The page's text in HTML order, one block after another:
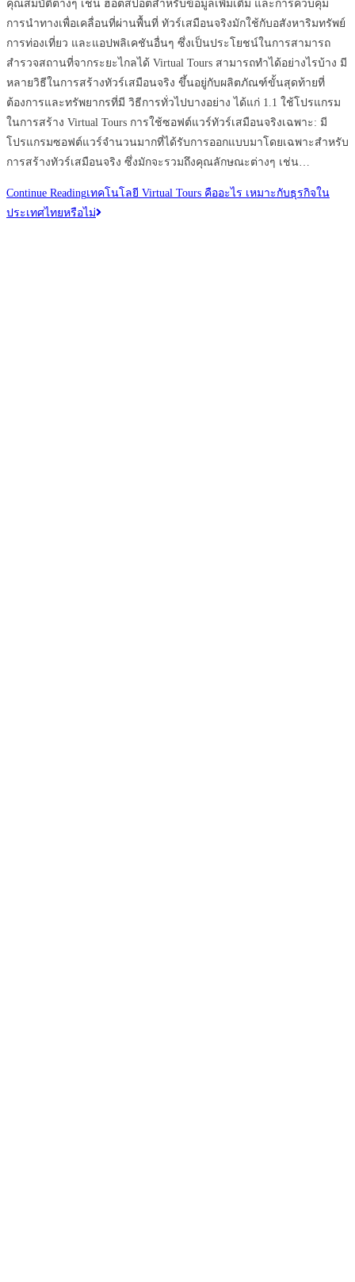
คุณสมบัติต่างๆ เช่น ฮอตสปอตสำหรับข้อมูลเพิ่มเติม และการควบคุม
การนำทางเพื่อเคลื่อนที่ผ่านพื้นที่ ทัวร์เสมือนจริงมักใช้กับอสังหาริมทรัพย์
การท่องเที่ยว และแอปพลิเคชันอื่นๆ ซึ่งเป็นประโยชน์ในการสามารถ
สำรวจสถานที่จากระยะไกลได้ Virtual Tours สามารถทำได้อย่างไรบ้าง มี
หลายวิธีในการสร้างทัวร์เสมือนจริง ขึ้นอยู่กับผลิตภัณฑ์ขั้นสุดท้ายที่
ต้องการและทรัพยากรที่มี วิธีการทั่วไปบางอย่าง ได้แก่ 1.1 ใช้โปรแกรม
ในการสร้าง Virtual Tours การใช้ซอฟต์แวร์ทัวร์เสมือนจริงเฉพาะ: มี
โปรแกรมซอฟต์แวร์จำนวนมากที่ได้รับการออกแบบมาโดยเฉพาะสำหรับ
การสร้างทัวร์เสมือนจริง ซึ่งมักจะรวมถึงคุณลักษณะต่างๆ เช่น…
Continue Readingเทคโนโลยี Virtual Tours คืออะไร เหมาะกับธุรกิจใน
ประเทศไทยหรือไม่